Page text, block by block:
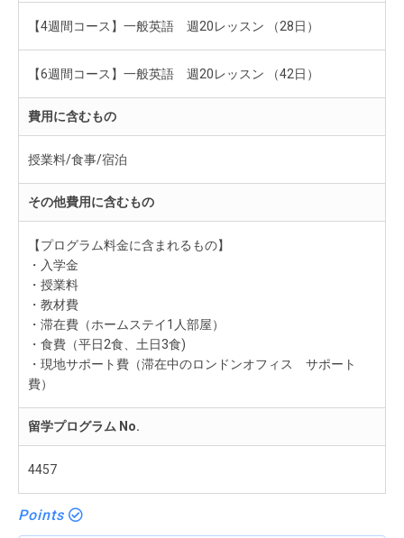
【4週間コース】一般英語 週20レッスン （28日）
【6週間コース】一般英語 週20レッスン （42日）
費用に含むもの
授業料/食事/宿泊
その他費用に含むもの
【プログラム料金に含まれるもの】
・入学金
・授業料
・教材費
・滞在費（ホームステイ1人部屋）
・食費（平日2食、土日3食)
・現地サポート費（滞在中のロンドンオフィス サポート
費）
留学プログラム No.
4457
Points